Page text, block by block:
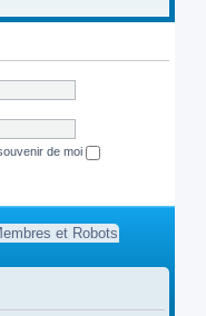
de moi
et Robots